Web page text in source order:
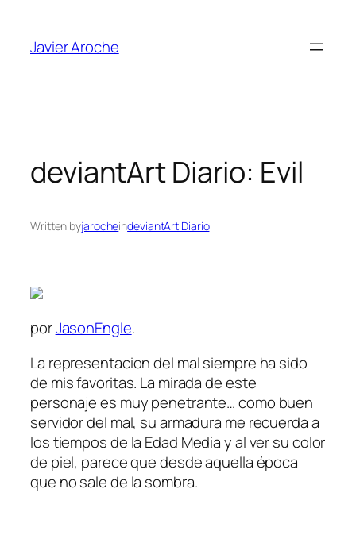
content
Javier Aroche
deviantArt Diario: Evil
Written byjarocheindeviantArt Diario
porJasonEngle.
La representacion del mal siempre ha sido
de mis favoritas. La mirada de este
personaje es muy penetrante… como buen
servidor del mal, su armadura me recuerda a
los tiempos de la Edad Media y al ver su color
de piel, parece que desde aquella época
que no sale de la sombra.